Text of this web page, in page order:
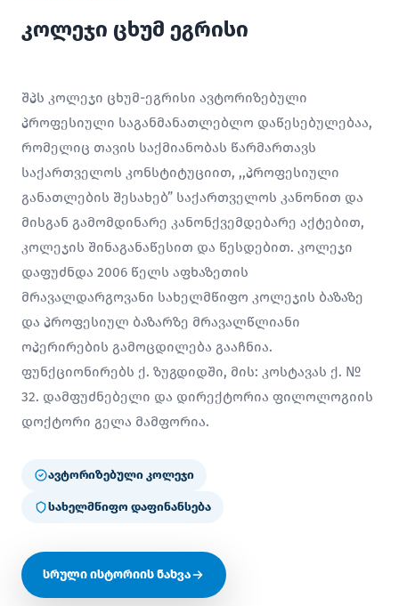
კოლეჯი ცხუმ ეგრისი
შპს კოლეჯი ცხუმ-ეგრისი ავტორიზებული
პროფესიული საგანმანათლებლო დაწესებულებაა,
რომელიც თავის საქმიანობას წარმართავს
საქართველოს კონსტიტუციით, ,,პროფესიული
განათლების შესახებ” საქართველოს კანონით და
მისგან გამომდინარე კანონქვემდებარე აქტებით,
კოლეჯის შინაგანაწესით და წესდებით. კოლეჯი
დაფუძნდა 2006 წელს აფხაზეთის
მრავალდარგოვანი სახელმწიფო კოლეჯის ბაზაზე
და პროფესიულ ბაზარზე მრავალწლიანი
ოპერირების გამოცდილება გააჩნია.
ფუნქციონირებს ქ. ზუგდიდში, მის: კოსტავას ქ. №
32. დამფუძნებელი და დირექტორია ფილოლოგიის
დოქტორი გელა მამფორია.
ავტორიზებული კოლეჯი
სახელმწიფო დაფინანსება
სრული ისტორიის ნახვა